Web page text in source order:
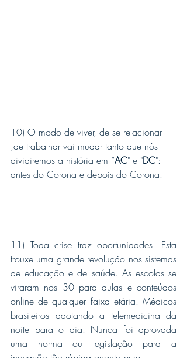
10) O modo de viver, de se relacionar
,de trabalhar vai mudar tanto que nós
dividiremos a história em “AC" e "DC":
antes do Corona e depois do Corona.
11) Toda crise traz oportunidades. Esta
trouxe uma grande revolução nos sistemas
de educação e de saúde. As escolas se
viraram nos 30 para aulas e conteúdos
online de qualquer faixa etária. Médicos
brasileiros adotando a telemedicina da
noite para o dia. Nunca foi aprovada
uma norma ou legislação para a